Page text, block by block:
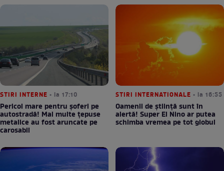
STIRI INTERNE • la 17:10
Pericol mare pentru șoferi pe
autostradă! Mai multe țepuse
metalice au fost aruncate pe
carosabil
STIRI INTERNATIONALE • la 16:55
Oamenii de știință sunt în
alertă! Super El Nino ar putea
schimba vremea pe tot globul